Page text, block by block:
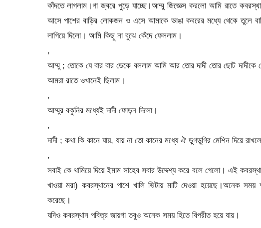
কাঁদতে লাগলাম।গা জ্বরে পুড়ে যাচ্ছে।আম্মু জিজ্ঞেস করলো আমি রাতে
আসে পাশের বাড়ির লোকজন ও এসে আমাকে ভাঙা কবরের মধ্যে থেকে
লাগিয়ে দিলো। আমি কিছু না বুঝে কেঁদে ফেললাম।
,
আম্মু ; তোকে যে বার বার ডেকে বললাম আমি আর তোর দাদী তোর ছোট দাদীকে
আমরা রাতে ওখানেই ছিলাম।
,
আম্মুর বকুনির মধ্যেই দাদী ফোড়ন দিলো।
,
দাদী ; কথা কি কানে যায়, যায় না তো কানের মধ্যে ঐ ডুগডুগির মেশিন দিয়ে
,
সবাই কে থামিয়ে দিয়ে ইমাম সাহেব সবার উদ্দেশ্য করে বলে গেলো। এই
খাওয়া মরা) কবরস্থানের পাশে খালি ভিটায় মাটি দেওয়া হয়েছে।অনেক
করেছে।
যদিও কবরস্থান পবিত্র জায়গা তবুও অনেক সময় হিতে বিপরীত হয়ে যায়।